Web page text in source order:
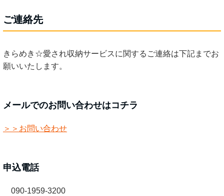
ご連絡先
きらめき☆愛され収納サービスに関するご連絡は下記までお
願いいたします。
メールでのお問い合わせはコチラ
＞＞お問い合わせ
申込電話
090-1959-3200